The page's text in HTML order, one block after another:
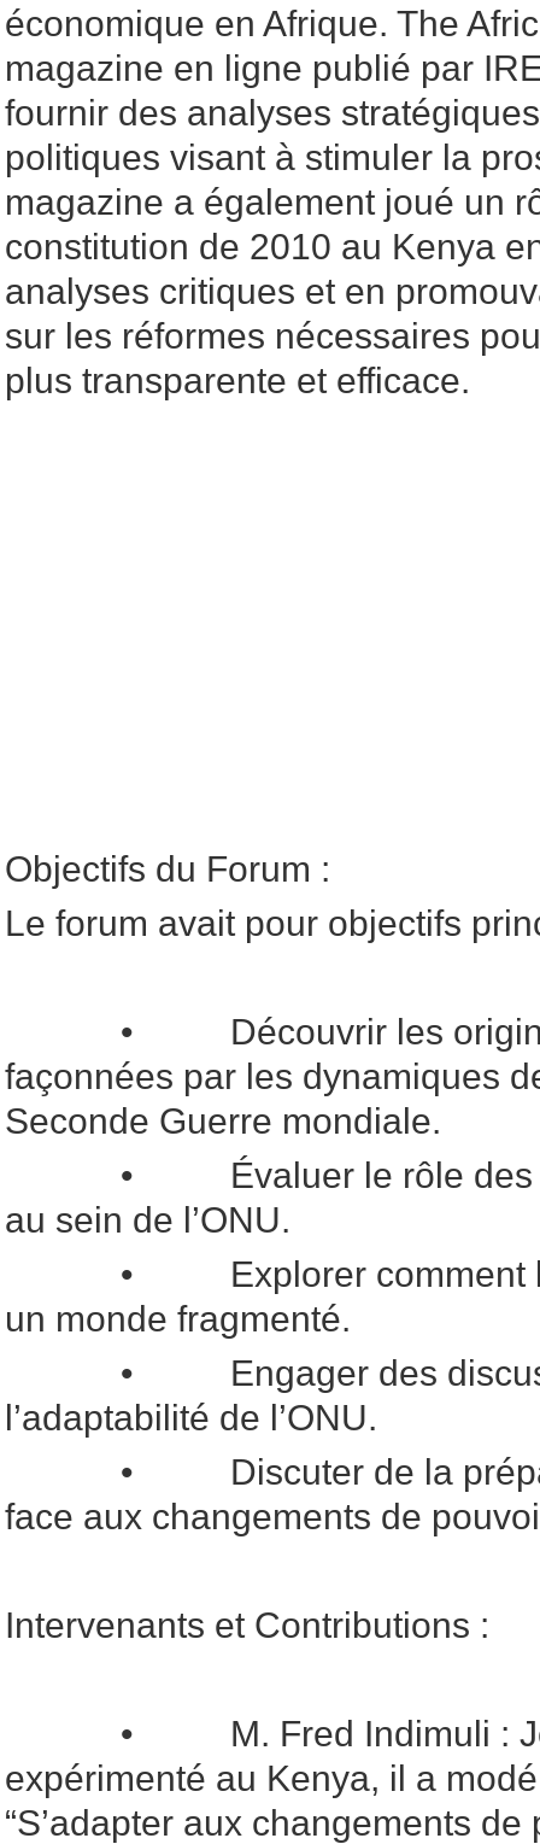
économique en Afrique. The
magazine en ligne publié par
fournir des analyses
politiques visant à stimuler la
magazine a également joué un
constitution de 2010 au Kenya
analyses critiques et en
sur les réformes nécessaires
plus transparente et efficace.
Objectifs du Forum :
Le forum avait pour objectifs
• Découvrir les origines
façonnées par les dynamiques
Seconde Guerre mondiale.
• Évaluer le rôle des
au sein de l’ONU.
• Explorer comment
un monde fragmenté.
• Engager des
l’adaptabilité de l’ONU.
• Discuter de la
face aux changements de
Intervenants et Contributions :
• M. Fred Indimuli :
expérimenté au Kenya, il a
“S’adapter aux changements de